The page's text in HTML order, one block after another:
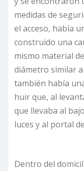
medidas de
el acceso, había
construido una
mismo material
diámetro similar
también había
huir que, al
que llevaba al
luces y al portal
Dentro del